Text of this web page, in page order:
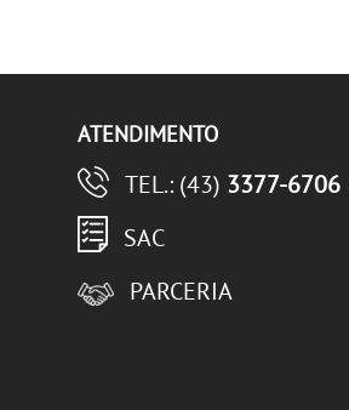
ATENDIMENTO
TEL.: (43) 3377-6706
SAC
PARCERIA